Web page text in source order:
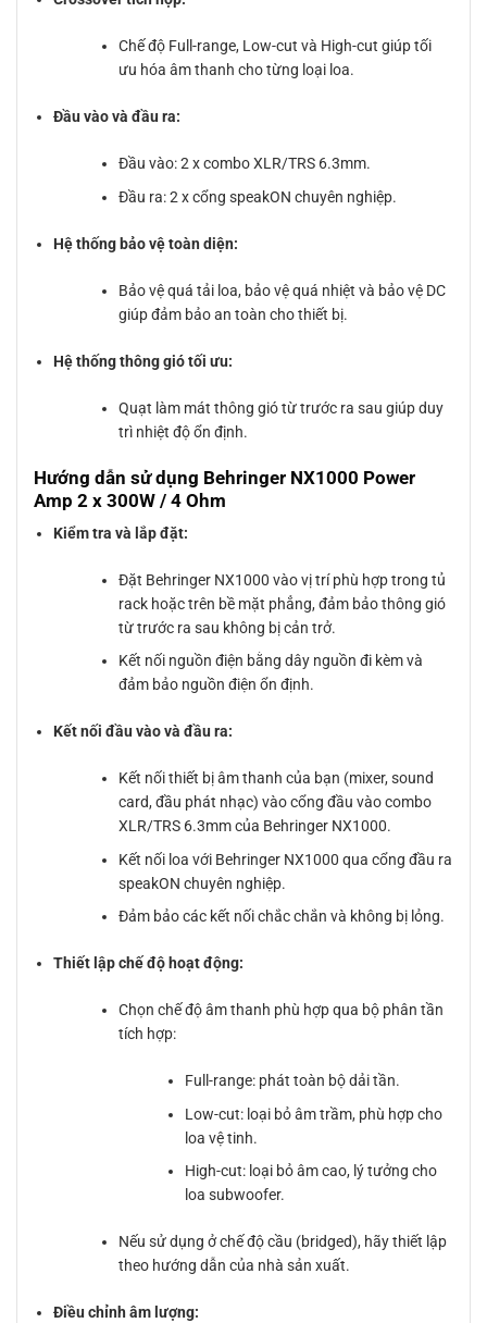
Chế độ Full-range, Low-cut và High-cut giúp tối
ưu hóa âm thanh cho từng loại loa.
Đầu vào và đầu ra:
Đầu vào: 2 x combo XLR/TRS 6.3mm.
Đầu ra: 2 x cổng speakON chuyên nghiệp.
Hệ thống bảo vệ toàn diện:
Bảo vệ quá tải loa, bảo vệ quá nhiệt và bảo vệ DC
giúp đảm bảo an toàn cho thiết bị.
Hệ thống thông gió tối ưu:
Quạt làm mát thông gió từ trước ra sau giúp duy
trì nhiệt độ ổn định.
Hướng dẫn sử dụng Behringer NX1000 Power
Amp 2 x 300W / 4 Ohm
Kiểm tra và lắp đặt:
Đặt Behringer NX1000 vào vị trí phù hợp trong tủ
rack hoặc trên bề mặt phẳng, đảm bảo thông gió
từ trước ra sau không bị cản trở.
Kết nối nguồn điện bằng dây nguồn đi kèm và
đảm bảo nguồn điện ổn định.
Kết nối đầu vào và đầu ra:
Kết nối thiết bị âm thanh của bạn (mixer, sound
card, đầu phát nhạc) vào cổng đầu vào combo
XLR/TRS 6.3mm của Behringer NX1000.
Kết nối loa với Behringer NX1000 qua cổng đầu ra
speakON chuyên nghiệp.
Đảm bảo các kết nối chắc chắn và không bị lỏng.
Thiết lập chế độ hoạt động:
Chọn chế độ âm thanh phù hợp qua bộ phân tần
tích hợp:
Full-range: phát toàn bộ dải tần.
Low-cut: loại bỏ âm trầm, phù hợp cho
loa vệ tinh.
High-cut: loại bỏ âm cao, lý tưởng cho
loa subwoofer.
Nếu sử dụng ở chế độ cầu (bridged), hãy thiết lập
theo hướng dẫn của nhà sản xuất.
Điều chỉnh âm lượng: